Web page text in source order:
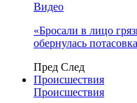
Видео
«Бросали в лицо
обернулась
Пред След
Происшествия
Происшествия